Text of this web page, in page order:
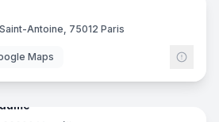
- Annecy
Antoine, 75012 Paris
Maps
19